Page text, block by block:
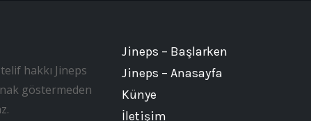
hakkı Jineps
göstermeden
Jineps – Başlarken
Jineps – Anasayfa
Künye
İletişim